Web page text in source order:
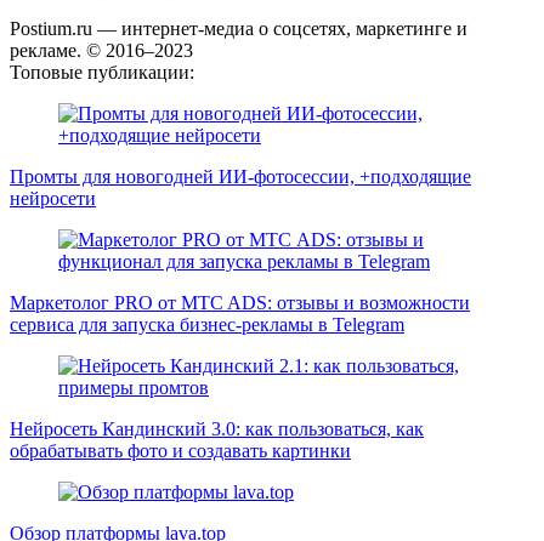
Postium.ru — интернет-медиа о соцсетях, маркетинге и
рекламе. © 2016–2023
Топовые публикации:
Промты для новогодней ИИ-фотосессии, +подходящие
нейросети
Маркетолог PRO от MTC ADS: отзывы и возможности
сервиса для запуска бизнес-рекламы в Telegram
Нейросеть Кандинский 3.0: как пользоваться, как
обрабатывать фото и создавать картинки
Обзор платформы lava.top